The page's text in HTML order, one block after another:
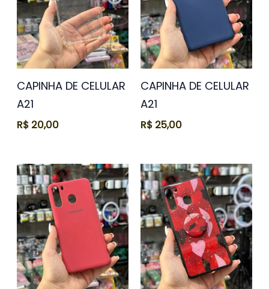
CAPINHA DE CELULAR
A21
R$ 20,00
CAPINHA DE CELULAR
A21
R$ 25,00